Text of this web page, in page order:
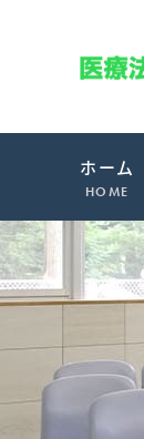
ホーム
HOME